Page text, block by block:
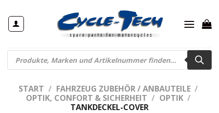
Inhalt
springen
Products
search
START / FAHRZEUG ZUBEHÖR / ANBAUTEILE /
OPTIK, CONFORT & SICHERHEIT / OPTIK /
TANKDECKEL-COVER